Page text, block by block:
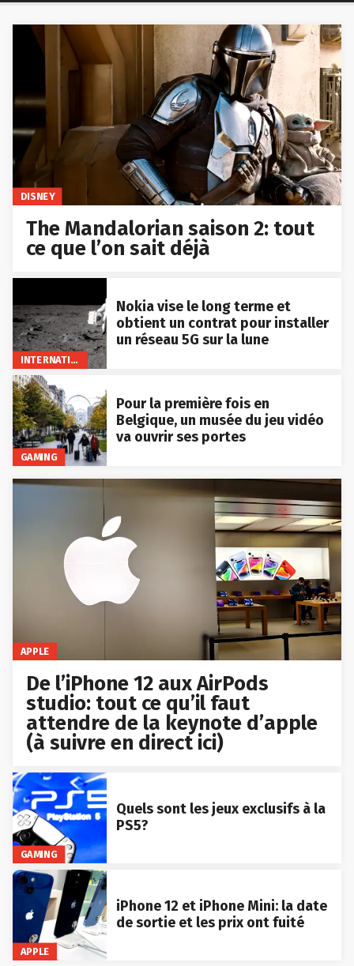
DISNEY
The Mandalorian saison 2: tout
ce que l’on sait déjà
INTERNATIONAL
Nokia vise le long terme et
obtient un contrat pour installer
un réseau 5G sur la lune
GAMING
Pour la première fois en
Belgique, un musée du jeu vidéo
va ouvrir ses portes
APPLE
De l’iPhone 12 aux AirPods
studio: tout ce qu’il faut
attendre de la keynote d’apple
(à suivre en direct ici)
GAMING
Quels sont les jeux exclusifs à la
PS5?
APPLE
iPhone 12 et iPhone Mini: la date
de sortie et les prix ont fuité